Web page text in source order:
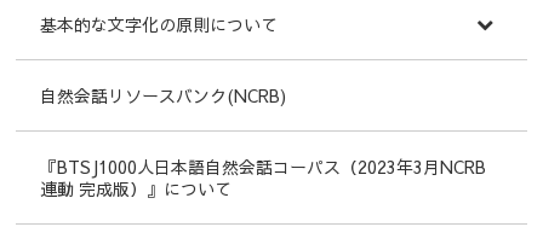
基本的な文字化の原則について
自然会話リソースバンク(NCRB)
『BTSJ1000人日本語自然会話コーパス（2023年3月NCRB
連動 完成版）』について